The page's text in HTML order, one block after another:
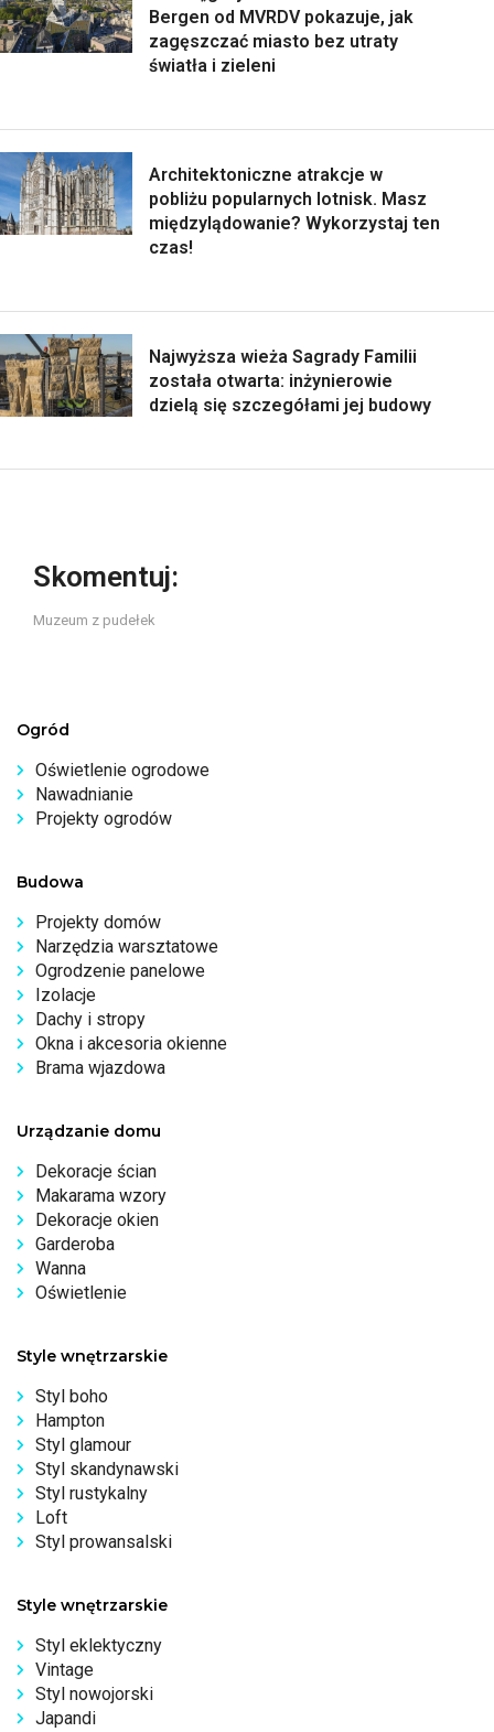
Bergen od MVRDV pokazuje, jak
zagęszczać miasto bez utraty
światła i zieleni
Architektoniczne atrakcje w
pobliżu popularnych lotnisk. Masz
międzylądowanie? Wykorzystaj ten
czas!
Najwyższa wieża Sagrady Familii
została otwarta: inżynierowie
dzielą się szczegółami jej budowy
Skomentuj:
Muzeum z pudełek
Ogród
Oświetlenie ogrodowe
Nawadnianie
Projekty ogrodów
Budowa
Projekty domów
Narzędzia warsztatowe
Ogrodzenie panelowe
Izolacje
Dachy i stropy
Okna i akcesoria okienne
Brama wjazdowa
Urządzanie domu
Dekoracje ścian
Makarama wzory
Dekoracje okien
Garderoba
Wanna
Oświetlenie
Style wnętrzarskie
Styl boho
Hampton
Styl glamour
Styl skandynawski
Styl rustykalny
Loft
Styl prowansalski
Style wnętrzarskie
Styl eklektyczny
Vintage
Styl nowojorski
Japandi